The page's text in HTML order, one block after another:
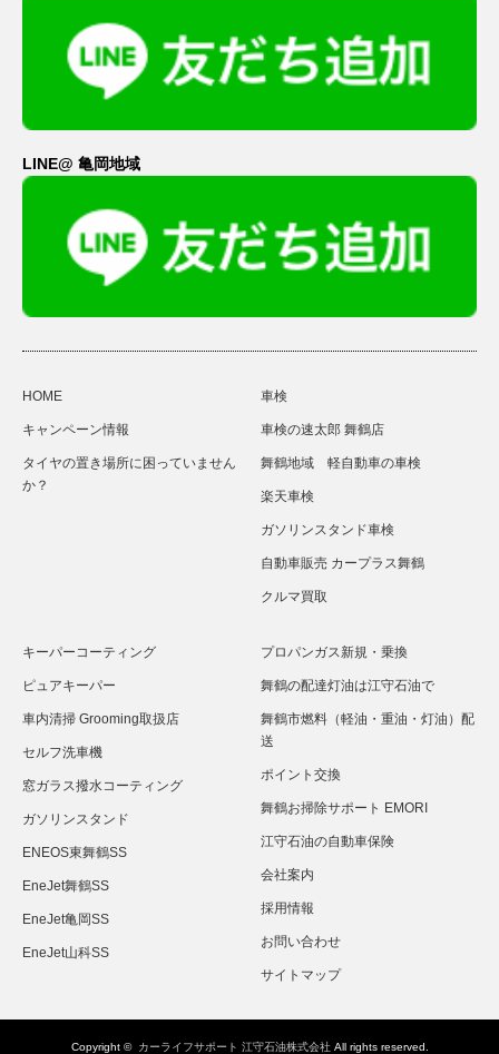
LINE@ 亀岡地域
HOME
キャンペーン情報
タイヤの置き場所に困っていません
か？
車検
車検の速太郎 舞鶴店
舞鶴地域 軽自動車の車検
楽天車検
ガソリンスタンド車検
自動車販売 カープラス舞鶴
クルマ買取
キーパーコーティング
ピュアキーパー
車内清掃 Grooming取扱店
セルフ洗車機
窓ガラス撥水コーティング
ガソリンスタンド
ENEOS東舞鶴SS
EneJet舞鶴SS
EneJet亀岡SS
EneJet山科SS
プロパンガス新規・乗換
舞鶴の配達灯油は江守石油で
舞鶴市燃料（軽油・重油・灯油）配
送
ポイント交換
舞鶴お掃除サポート EMORI
江守石油の自動車保険
会社案内
採用情報
お問い合わせ
サイトマップ
Copyright © カーライフサポート 江守石油株式会社All rights reserved.